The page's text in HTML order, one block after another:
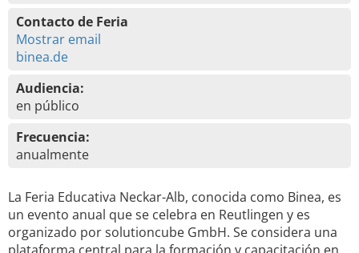
Contacto de Feria
Mostrar email
binea.de
Audiencia:
en público
Frecuencia:
anualmente
La Feria Educativa Neckar-Alb, conocida como Binea, es
un evento anual que se celebra en Reutlingen y es
organizado por solutioncube GmbH. Se considera una